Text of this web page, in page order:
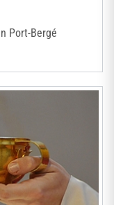
Port-Bergé